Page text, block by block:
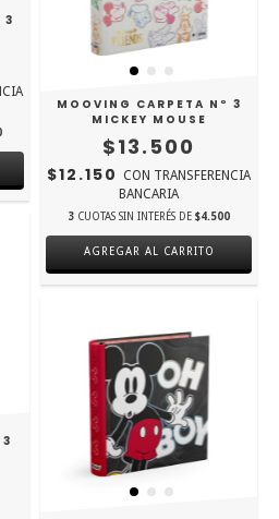
3
MOOVING CARPETA Nº 3
MICKEY MOUSE
$13.500
$12.150 CON TRANSFERENCIA
BANCARIA
3 CUOTAS SIN INTERÉS DE $4.500
AGREGAR AL CARRITO